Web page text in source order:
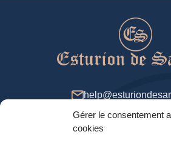
Gérer le consentement
cookies
De 9 à 18 (GMT +2) dans